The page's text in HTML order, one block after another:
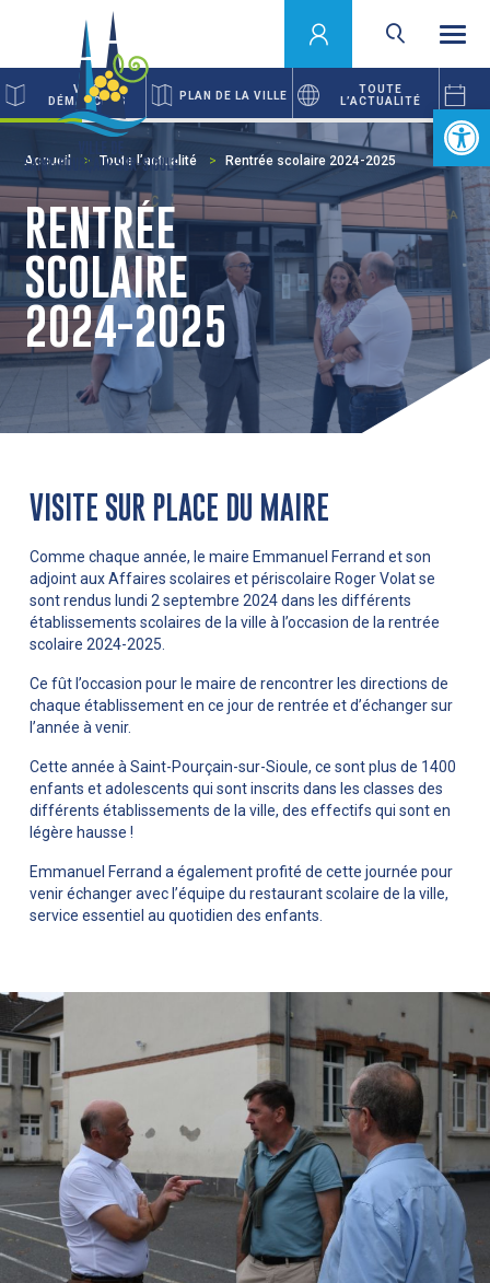
Ouvrir
VOS
DÉMARCHES
PLAN DE LA VILLE
TOUTE
L’ACTUALITÉ
Accueil Toute l’actualité Rentrée scolaire 2024-2025
RENTRÉE
SCOLAIRE
2024-2025
VISITE SUR PLACE DU MAIRE
Comme chaque année, le maire Emmanuel Ferrand et son
adjoint aux Affaires scolaires et périscolaire Roger Volat se
sont rendus lundi 2 septembre 2024 dans les différents
établissements scolaires de la ville à l’occasion de la rentrée
scolaire 2024-2025.
Ce fût l’occasion pour le maire de rencontrer les directions de
chaque établissement en ce jour de rentrée et d’échanger sur
l’année à venir.
Cette année à Saint-Pourçain-sur-Sioule, ce sont plus de 1400
enfants et adolescents qui sont inscrits dans les classes des
différents établissements de la ville, des effectifs qui sont en
légère hausse !
Emmanuel Ferrand a également profité de cette journée pour
venir échanger avec l’équipe du restaurant scolaire de la ville,
service essentiel au quotidien des enfants.